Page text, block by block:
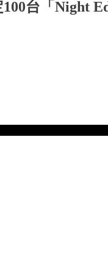
台「Night